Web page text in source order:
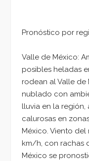
Pronóstico por
Valle de México:
posibles heladas
rodean al Valle
nublado con
lluvia en la región,
calurosas en
México. Viento del
km/h, con rachas
México se